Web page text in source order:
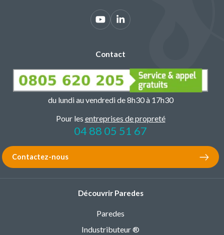
Contact
du lundi au vendredi de 8h30 à 17h30
Pour les entreprises de propreté
04 88 05 51 67
Contactez-nous
Découvrir Paredes
Paredes
Industributeur ®